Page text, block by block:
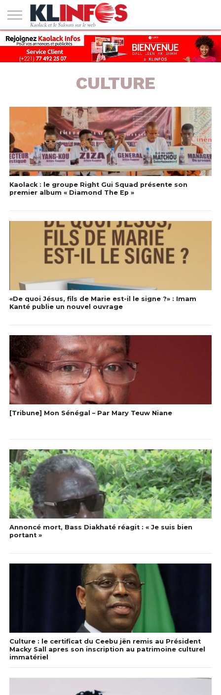
#2
(PAS
DE
TITRE)
KAOLACK
POLITIQUE
ECONOMIE
SOCIÉTÉ
CULTURE
PEOPLE
SPORT
SANTÉ
AFRIQUE
INTERNATIONAL
EMPLOI &
FORMATION
CULTURE
Kaolack : le groupe Right Gui Squad présente son
premier album « Diamond The Ep »
«De quoi Jésus, fils de Marie est-il le signe ?» : Imam
Kanté publie un nouvel ouvrage
[Tribune] Mon Sénégal – Par Mary Teuw Niane
Annoncé mort, Bass Diakhaté réagit : « Je suis bien
portant »
Culture : le certificat du Ceebu jën remis au Président
Macky Sall apres son inscription au patrimoine culturel
immatériel